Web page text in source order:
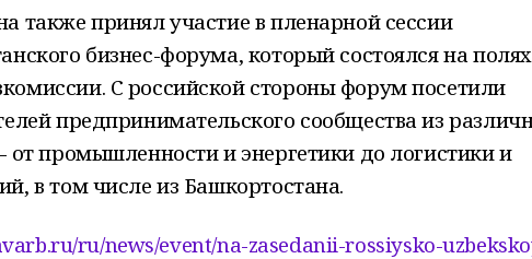
также принял участие в пленарной сессии
бизнес-форума, который состоялся на полях
С российской стороны форум посетили
предпринимательского сообщества из
от промышленности и энергетики до логистики и
в том числе из Башкортостана.
ru/news/event/na-zasedanii-rossiysko-